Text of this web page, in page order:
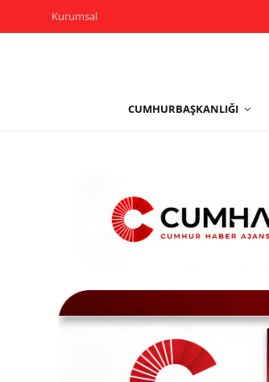
Kurumsal
CUMHURBAŞKANLIĞI
Yerel Yönetimler